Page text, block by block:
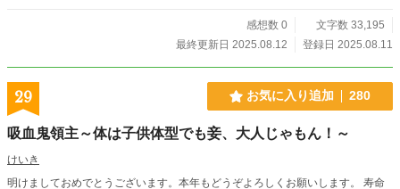
感想数 0
文字数 33,195
最終更新日 2025.08.12
登録日 2025.08.11
29 お気に入り追加 280
吸血鬼領主～体は子供体型でも妾、大人じゃもん！～
けいき
明けましておめでとうございます。本年もどうぞよろしくお願いします。 寿命